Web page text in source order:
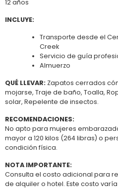
12 años
INCLUYE:
Transporte desde el
Creek
Servicio de guía
Almuerzo
QUÉ LLEVAR: Zapatos cerrados
mojarse, Traje de baño, Toalla,
solar, Repelente de insectos.
RECOMENDACIONES:
No apto para mujeres
mayor a 120 kilos (264 libras) o
condición física.
NOTA IMPORTANTE:
Consulta el costo adicional para
de alquiler o hotel. Este costo